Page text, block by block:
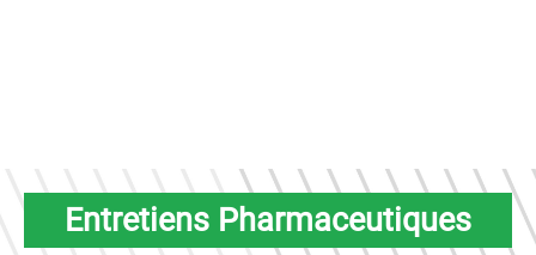
Entretiens Pharmaceutiques